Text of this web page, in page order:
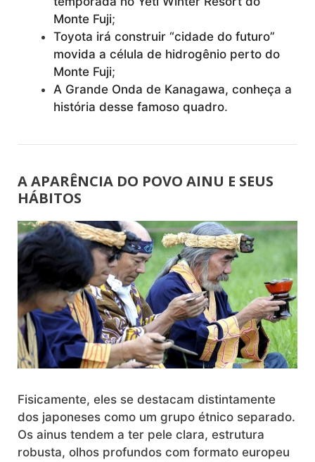
Monte Fuji;
Toyota irá construir “cidade do futuro”
movida a célula de hidrogênio perto do
Monte Fuji;
A Grande Onda de Kanagawa, conheça a
história desse famoso quadro.
A APARÊNCIA DO POVO AINU E SEUS
HÁBITOS
Fisicamente, eles se destacam distintamente
dos japoneses como um grupo étnico separado.
Os ainus tendem a ter pele clara, estrutura
robusta, olhos profundos com formato europeu